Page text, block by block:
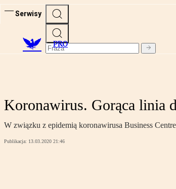
Serwisy
PRO
Koronawirus. Gorąca linia
W związku z epidemią koronawirusa Business
Publikacja: 13.03.2020 21:46